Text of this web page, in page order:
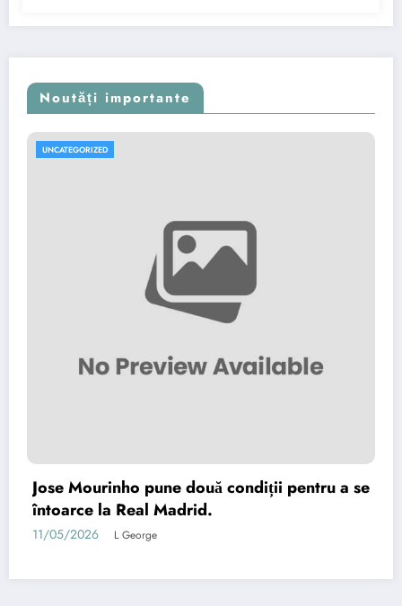
Noutăți importante
UNCATEGORIZED
Jose Mourinho pune două condiții pentru a se
întoarce la Real Madrid.
11/05/2026 L George